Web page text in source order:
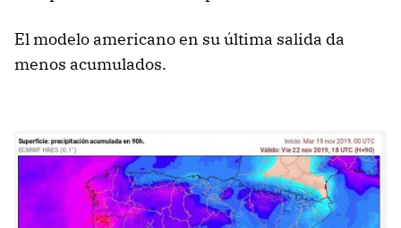
El modelo americano en su última salida da
menos acumulados.